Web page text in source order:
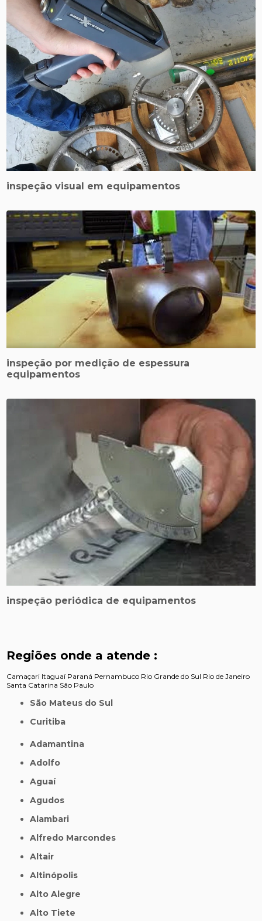
inspeção visual em equipamentos
inspeção por medição de espessura
equipamentos
inspeção periódica de equipamentos
Regiões onde a atende :
Camaçari Itaguaí Paraná Pernambuco Rio Grande do Sul Rio de Janeiro
Santa Catarina São Paulo
São Mateus do Sul
Curitiba
Adamantina
Adolfo
Aguaí
Agudos
Alambari
Alfredo Marcondes
Altair
Altinópolis
Alto Alegre
Alto Tiete